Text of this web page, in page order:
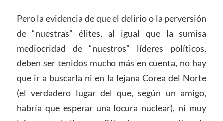
Pero la evidencia de que el delirio o la perversión
de “nuestras” élites, al igual que la sumisa
mediocridad de “nuestros” líderes políticos,
deben ser tenidos mucho más en cuenta, no hay
que ir a buscarla ni en la lejana Corea del Norte
(el verdadero lugar del que, según un amigo,
habría que esperar una locura nuclear), ni muy